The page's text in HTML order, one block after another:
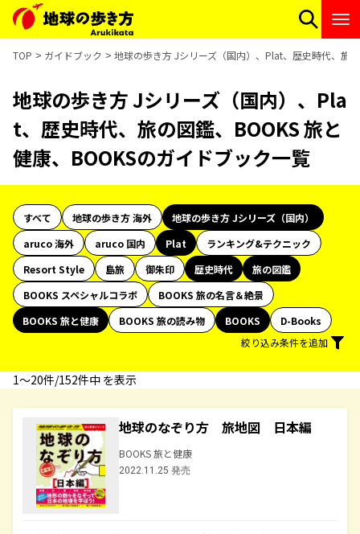
TOP ガイドブック 地球の歩き方 Jシリーズ（国内）、Plat、歴史時代、旅
地球の歩き方 Jシリーズ（国内）、Pla
t、歴史時代、旅の図鑑、BOOKS 旅と
健康、BOOKSのガイドブック一覧
すべて 地球の歩き方 海外
地球の歩き方 Jシリーズ（国内）
aruco 海外
aruco 国内 Plat
ランキング&テクニック
Resort Style
島旅 御朱印 歴史時代
旅の図鑑
BOOKS スペシャルコラボ
BOOKS 旅の名言＆絶景
BOOKS 旅と健康
BOOKS 旅の読み物 BOOKS
D-Books
絞り込み条件を追加
1〜20件/152件中 を表示
地球のなぞり方 旅地図 日本編
BOOKS 旅と健康
2022.11.25 発売